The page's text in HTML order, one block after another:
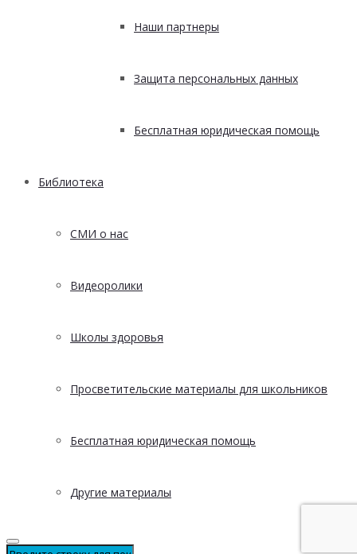
Наши партнеры
Защита персональных данных
Бесплатная юридическая помощь
Библиотека
СМИ о нас
Видеоролики
Школы здоровья
Просветительские материалы для школьников
Бесплатная юридическая помощь
Другие материалы